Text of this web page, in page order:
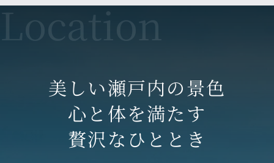
美しい瀬戸内の景色
心と体を満たす
贅沢なひととき